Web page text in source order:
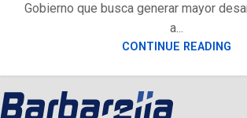
Gobierno que busca generar mayor
a...
CONTINUE READING